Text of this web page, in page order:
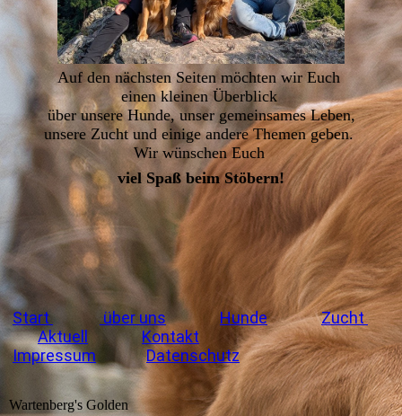
Auf den nächsten Seiten möchten wir Euch
einen kleinen Überblick
über unsere Hunde, unser gemeinsames Leben,
unsere Zucht und einige andere Themen geben.
Wir wünschen Euch
viel Spaß beim Stöbern!
Start über uns Hunde
Zucht
Aktuell
Kontakt
Impressum
Datenschutz
Wartenberg's Golden